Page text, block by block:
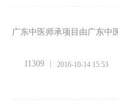
广东中医师承项目由广东中
11309 2016-10-14 15:53